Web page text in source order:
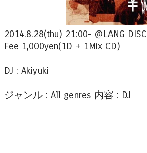
2014.8.28(thu) 21:00- @LANG DISC
Fee 1,000yen(1D + 1Mix CD)
DJ : Akiyuki
ジャンル : All genres 内容 : DJ